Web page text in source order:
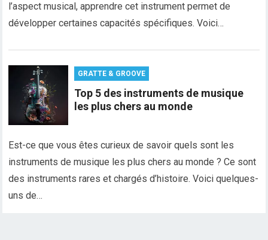
l’aspect musical, apprendre cet instrument permet de
développer certaines capacités spécifiques. Voici…
GRATTE & GROOVE
Top 5 des instruments de musique
les plus chers au monde
Est-ce que vous êtes curieux de savoir quels sont les
instruments de musique les plus chers au monde ? Ce sont
des instruments rares et chargés d’histoire. Voici quelques-
uns de…